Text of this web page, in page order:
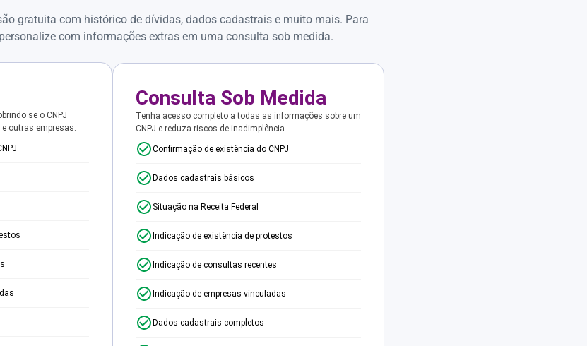
gratuita com histórico de dívidas, dados cadastrais e muito mais. Para
com informações extras em uma consulta sob medida.
se o CNPJ
outras empresas.
Consulta Sob Medida
Tenha acesso completo a todas as informações sobre um
CNPJ e reduza riscos de inadimplência.
Confirmação de existência do CNPJ
Dados cadastrais básicos
Situação na Receita Federal
Indicação de existência de protestos
Indicação de consultas recentes
Indicação de empresas vinculadas
Dados cadastrais completos